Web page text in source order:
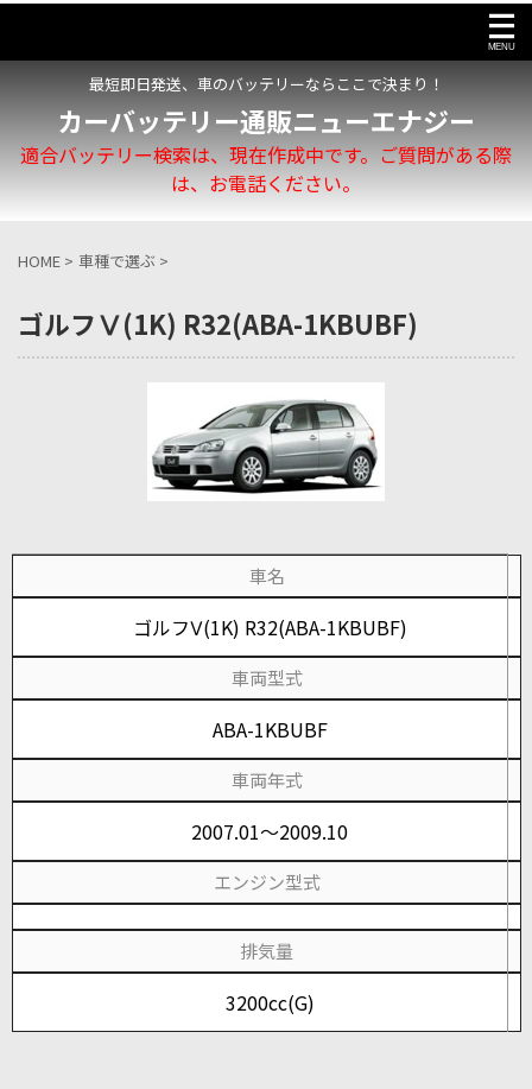
最短即日発送、車のバッテリーならここで決まり！
カーバッテリー通販ニューエナジー
適合バッテリー検索は、現在作成中です。ご質問がある際
は、お電話ください。
HOME > 車種で選ぶ >
ゴルフⅤ(1K) R32(ABA-1KBUBF)
車名
ゴルフⅤ(1K) R32(ABA-1KBUBF)
車両型式
ABA-1KBUBF
車両年式
2007.01～2009.10
エンジン型式
排気量
3200cc(G)